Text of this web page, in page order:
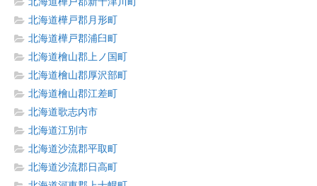
北海道樺戸郡月形町
北海道樺戸郡浦臼町
北海道檜山郡上ノ国町
北海道檜山郡厚沢部町
北海道檜山郡江差町
北海道歌志内市
北海道江別市
北海道沙流郡平取町
北海道沙流郡日高町